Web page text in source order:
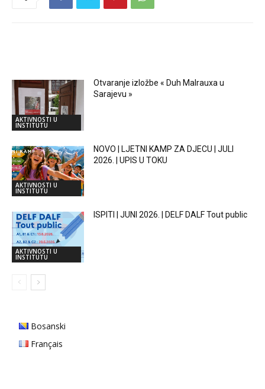
AKTIVNOSTI U
INSTITUTU
Otvaranje izložbe « Duh Malrauxa u
Sarajevu »
AKTIVNOSTI U
INSTITUTU
NOVO | LJETNI KAMP ZA DJECU | JULI
2026. | UPIS U TOKU
AKTIVNOSTI U
INSTITUTU
ISPITI | JUNI 2026. | DELF DALF Tout public
Bosanski
Français